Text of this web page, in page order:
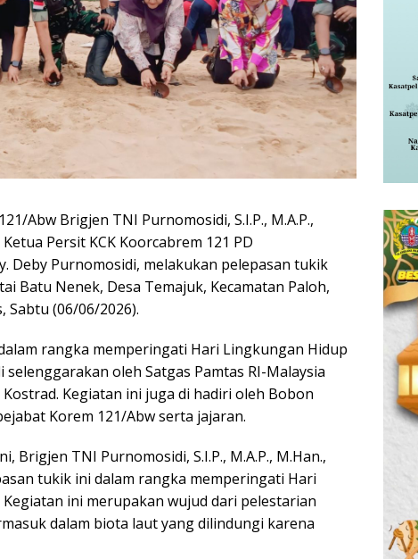
Abw Brigjen TNI Purnomosidi, S.I.P., M.A.P.,
Persit KCK Koorcabrem 121 PD
Deby Purnomosidi, melakukan pelepasan tukik
Batu Nenek, Desa Temajuk, Kecamatan Paloh,
Sabtu (06/06/2026).
rangka memperingati Hari Lingkungan Hidup
selenggarakan oleh Satgas Pamtas RI-Malaysia
Kegiatan ini juga di hadiri oleh Bobon
Korem 121/Abw serta jajaran.
Brigjen TNI Purnomosidi, S.I.P., M.A.P., M.Han.,
tukik ini dalam rangka memperingati Hari
ini merupakan wujud dari pelestarian
dalam biota laut yang dilindungi karena